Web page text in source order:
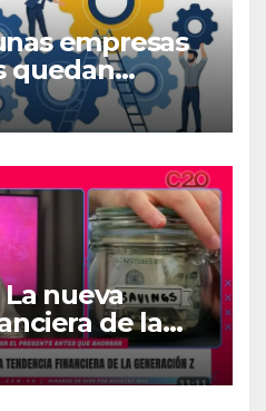
empresas
quedan
día a día?
La nueva
de la